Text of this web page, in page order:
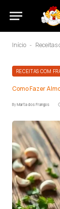
Início - Receitas
RECEITAS COM
Como Fazer
ByMarta dos Frangos